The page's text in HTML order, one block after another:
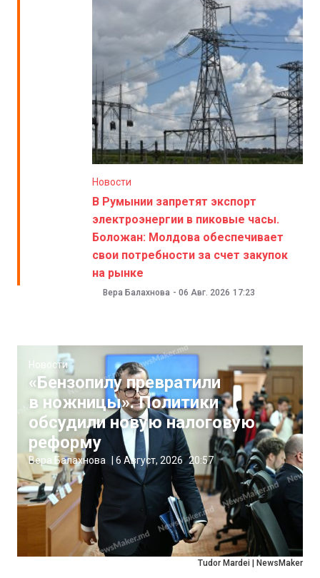
Новости
В Румынии запретят экспорт
электроэнергии в пиковые часы.
Боложан: Молдова обеспечивает
свои потребности за счет закупок
на рынке
Вера Балахнова - 06 Авг. 2026 17:23
Tudor Mardei | NewsMaker
Новости
«Бензопилу превратили
в ножницы». Политики
обсудили новую налоговую
реформу
Вера Балахнова 6 Август, 2026 20:57